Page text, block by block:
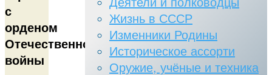
с
орденом
Отечественной
войны
Жизнь в СССР
Изменники Родины
Историческое ассорти
Оружие, учёные и техника